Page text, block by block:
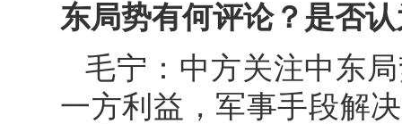
东局势有何评论？是否
毛宁：中方关注中东
一方利益，军事手段解